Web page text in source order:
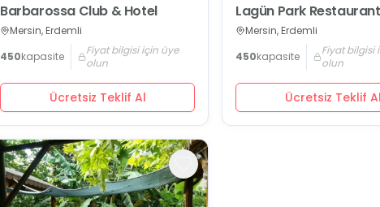
Barbarossa Club & Hotel
Mersin, Erdemli
450kapasite
Fiyat bilgisi için üye
olun
Ücretsiz Teklif Al
Lagün Park Restaurant
Mersin, Erdemli
450kapasite
Fiyat bilgisi
olun
Ücretsiz Teklif Al